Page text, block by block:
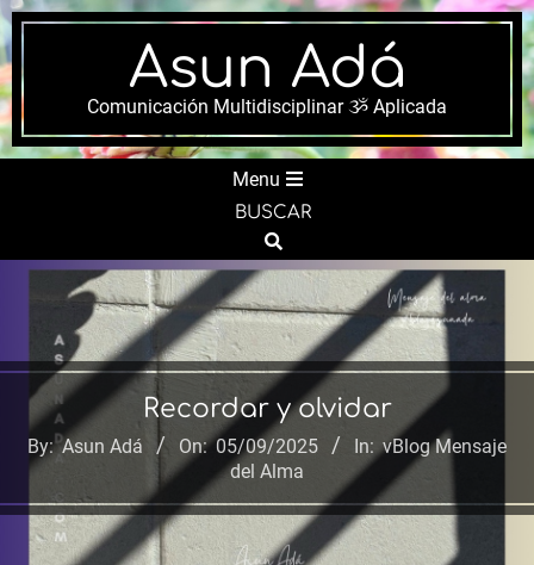
Skip
to
content
Asun Adá
Comunicación Multidisciplinar ૐ Aplicada
Menu
BUSCAR
Search
Recordar y olvidar
By: Asun Adá On: 05/09/2025 In: vBlog Mensaje
del Alma